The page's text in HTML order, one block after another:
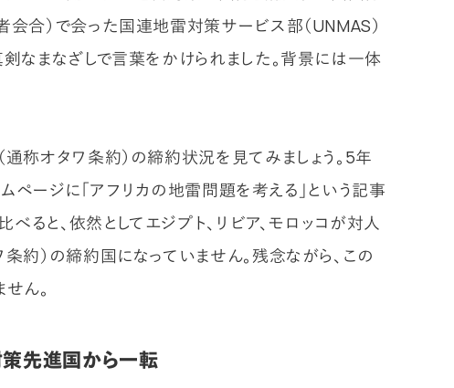
合）で会った国連地雷対策サービス部（UNMAS）
なまなざしで言葉をかけられました。背景には一体
称オタワ条約）の締約状況を見てみましょう。5年
ページに「アフリカの地雷問題を考える」という記事
べると、依然としてエジプト、リビア、モロッコが対人
約）の締約国になっていません。残念ながら、この
ん。
先進国から一転